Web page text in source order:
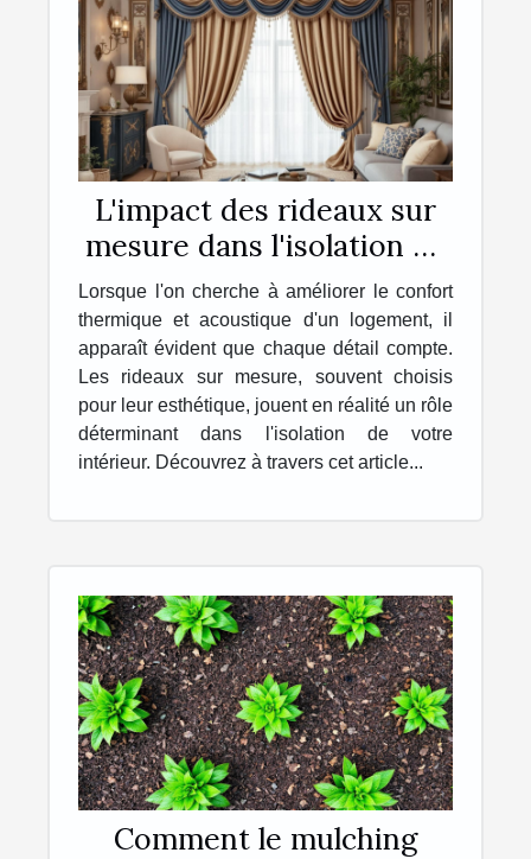
L'impact des rideaux sur
mesure dans l'isolation de
votre intérieur
Lorsque l'on cherche à améliorer le confort
thermique et acoustique d'un logement, il
apparaît évident que chaque détail compte.
Les rideaux sur mesure, souvent choisis
pour leur esthétique, jouent en réalité un rôle
déterminant dans l'isolation de votre
intérieur. Découvrez à travers cet article...
Comment le mulching